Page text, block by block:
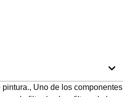
Uno de los componentes